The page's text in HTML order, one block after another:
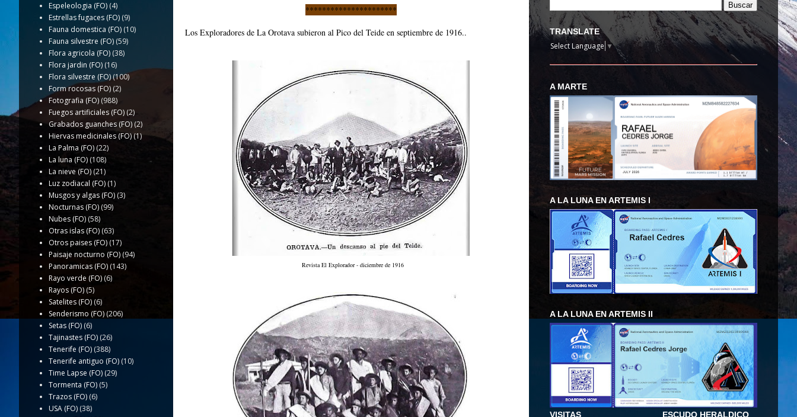
**********************
Los Exploradores de La Orotava subieron al Pico del Teide en septiembre de 1916..
Revista El Explorador - diciembre de 1916
Espeleologia (FO) (4)
Estrellas fugaces (FO) (9)
Fauna domestica (FO) (10)
Fauna silvestre (FO) (59)
Flora agricola (FO) (38)
Flora jardin (FO) (16)
Flora silvestre (FO)(100)
Form rocosas (FO) (2)
Fotografia (FO) (988)
Fuegos artificiales (FO) (2)
Grabados guanches (FO) (2)
Hiervas medicinales (FO)(1)
La Palma (FO) (22)
La luna (FO) (108)
La nieve (FO) (21)
Luz zodiacal (FO) (1)
Musgos y algas (FO) (3)
Nocturnas (FO) (99)
Nubes (FO) (58)
Otras islas (FO) (63)
Otros paises (FO) (17)
Paisaje nocturno (FO) (94)
Panoramicas (FO) (143)
Rayo verde (FO) (6)
Rayos (FO) (5)
Satelites (FO) (6)
Senderismo (FO) (206)
Setas (FO) (6)
Tajinastes (FO) (26)
Tenerife (FO) (388)
Tenerife antiguo (FO) (10)
Time Lapse (FO) (29)
Tormenta (FO) (5)
Trazos (FO) (6)
USA (FO) (38)
TRANSLATE
Select Language ▼
A MARTE
A LA LUNA EN ARTEMIS I
A LA LUNA EN ARTEMIS II
VISITAS ESCUDO HERALDICO